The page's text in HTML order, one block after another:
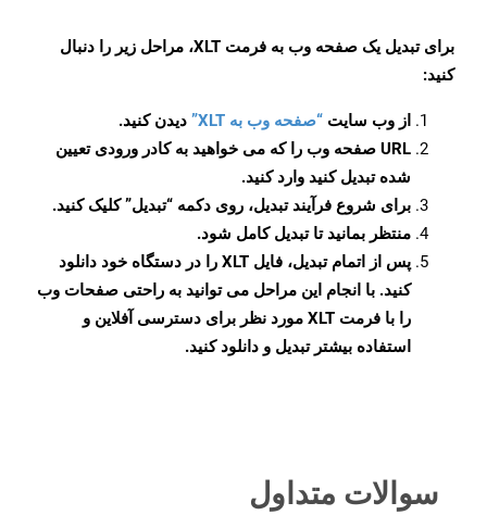
برای تبدیل یک صفحه وب به فرمت XLT، مراحل زیر را دنبال
کنید:
از وب سایت “صفحه وب به XLT”
دیدن کنید.
URL صفحه وب را که می خواهید به کادر ورودی تعیین
شده تبدیل کنید وارد کنید.
برای شروع فرآیند تبدیل، روی دکمه “تبدیل” کلیک کنید.
منتظر بمانید تا تبدیل کامل شود.
پس از اتمام تبدیل، فایل XLT را در دستگاه خود دانلود
کنید. با انجام این مراحل می توانید به راحتی صفحات وب
را با فرمت XLT مورد نظر برای دسترسی آفلاین و
استفاده بیشتر تبدیل و دانلود کنید.
سوالات متداول